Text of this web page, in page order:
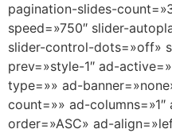
pagination-slides-
speed=»750″ slider-
slider-control-dots=»off»
prev=»style-1″ ad-
type=»» ad-
count=»» ad-
order=»ASC» ad-